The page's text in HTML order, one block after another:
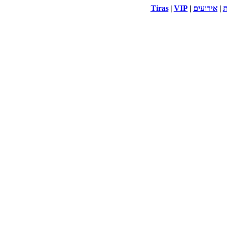
|אירועים |
Tiras| VIP